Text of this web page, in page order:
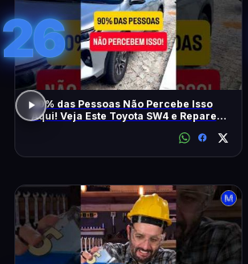
26
90% das Pessoas Não Percebe Isso
Aqui! Veja Este Toyota SW4 e Repare